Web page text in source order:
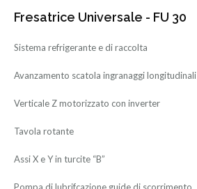
Fresatrice Universale - FU 30
Sistema refrigerante e di raccolta
Avanzamento scatola ingranaggi longitudinali
Verticale Z motorizzato con inverter
Tavola rotante
Assi X e Y in turcite “B”